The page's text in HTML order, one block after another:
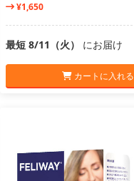
¥1,650
最短 8/11（火） にお届け
カートに入れる